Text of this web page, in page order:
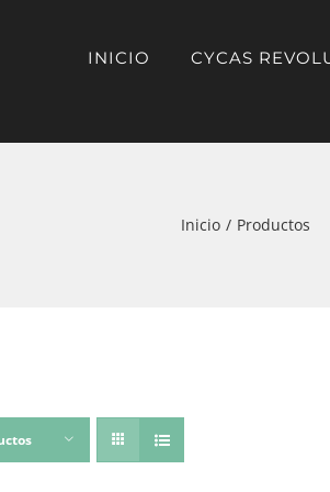
INICIO CYCAS
Inicio Productos